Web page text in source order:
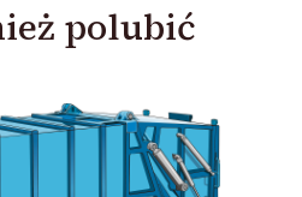
polubić